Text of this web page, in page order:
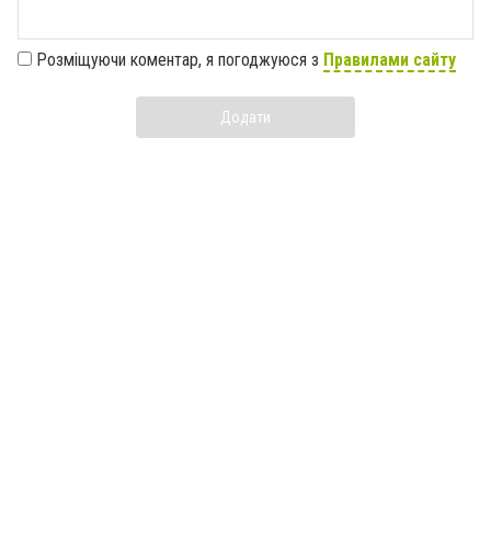
Розміщуючи коментар, я погоджуюся з Правилами сайту
Додати